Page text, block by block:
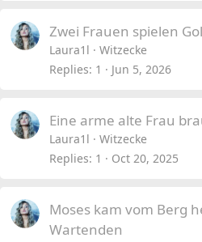
Zwei Frauen spielen
Laura1l
Witzecke
Replies 1 Jun 5, 2026
Eine arme alte Frau
Laura1l
Witzecke
Replies 1 Oct 20, 2025
Moses kam vom Berg
Wartenden